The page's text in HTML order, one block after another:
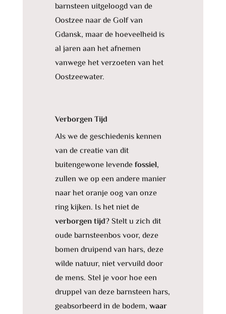
barnsteen uitgeloogd van de
Oostzee naar de Golf van
Gdansk, maar de hoeveelheid is
al jaren aan het afnemen
vanwege het verzoeten van het
Oostzeewater.
Verborgen Tijd
Als we de geschiedenis kennen
van de creatie van dit
buitengewone levendefossiel,
zullen we op een andere manier
naar het oranje oog van onze
ring kijken. Is het niet de
verborgen tijd? Stelt u zich dit
oude barnsteenbos voor, deze
bomen druipend van hars, deze
wilde natuur, niet vervuild door
de mens. Stel je voor hoe een
druppel van deze barnsteen hars,
geabsorbeerd in de bodem,waar